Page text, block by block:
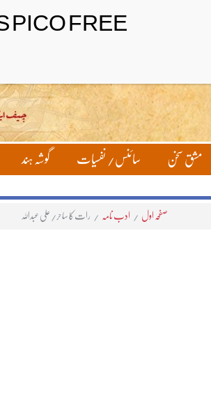
لاگ ان رجسٹر
مشق سخن سائنس/ نفسیات گوشہ ہند
صفحہ اول / ادب نامہ / رات کا ساحر/ علی عبداللہ